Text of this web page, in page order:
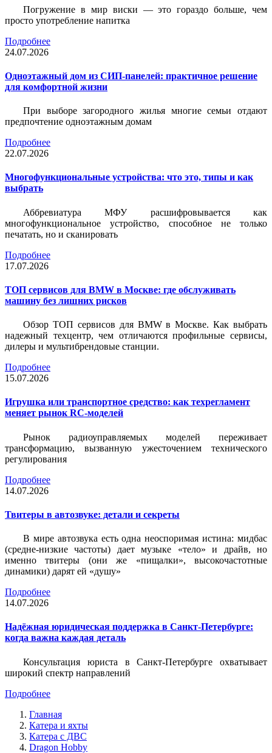
Погружение в мир виски — это гораздо больше, чем
просто употребление напитка
Подробнее
24.07.2026
Одноэтажный дом из СИП-панелей: практичное решение
для комфортной жизни
При выборе загородного жилья многие семьи отдают
предпочтение одноэтажным домам
Подробнее
22.07.2026
Многофункциональные устройства: что это, типы и как
выбрать
Аббревиатура МФУ расшифровывается как
многофункциональное устройство, способное не только
печатать, но и сканировать
Подробнее
17.07.2026
ТОП сервисов для BMW в Москве: где обслуживать
машину без лишних рисков
Обзор ТОП сервисов для BMW в Москве. Как выбрать
надежный техцентр, чем отличаются профильные сервисы,
дилеры и мультибрендовые станции.
Подробнее
15.07.2026
Игрушка или транспортное средство: как техрегламент
меняет рынок RC-моделей
Рынок радиоуправляемых моделей переживает
трансформацию, вызванную ужесточением технического
регулирования
Подробнее
14.07.2026
Твитеры в автозвуке: детали и секреты
В мире автозвука есть одна неоспоримая истина: мидбас
(средне-низкие частоты) дает музыке «тело» и драйв, но
именно твитеры (они же «пищалки», высокочастотные
динамики) дарят ей «душу»
Подробнее
14.07.2026
Надёжная юридическая поддержка в Санкт-Петербурге:
когда важна каждая деталь
Консультация юриста в Санкт-Петербурге охватывает
широкий спектр направлений
Подробнее
Главная
Катера и яхты
Катера с ДВС
Dragon Hobby